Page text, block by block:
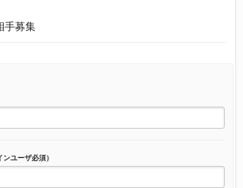
手募集
ンユーザ必須）